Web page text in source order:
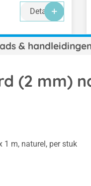
Details
&
(2 mm)
1 m, naturel, per stuk